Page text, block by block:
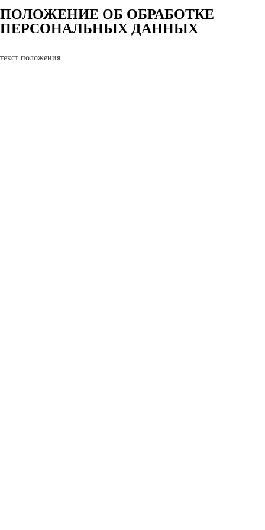
ПОЛОЖЕНИЕ ОБ ОБРАБОТКЕ
ПЕРСОНАЛЬНЫХ ДАННЫХ
текст положения